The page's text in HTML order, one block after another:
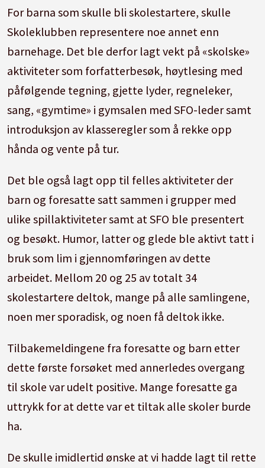
For barna som skulle bli skolestartere, skulle
Skoleklubben representere noe annet enn
barnehage. Det ble derfor lagt vekt på «skolske»
aktiviteter som forfatterbesøk, høytlesing med
påfølgende tegning, gjette lyder, regneleker,
sang, «gymtime» i gymsalen med SFO-leder samt
introduksjon av klasseregler som å rekke opp
hånda og vente på tur.
Det ble også lagt opp til felles aktiviteter der
barn og foresatte satt sammen i grupper med
ulike spillaktiviteter samt at SFO ble presentert
og besøkt. Humor, latter og glede ble aktivt tatt i
bruk som lim i gjennomføringen av dette
arbeidet. Mellom 20 og 25 av totalt 34
skolestartere deltok, mange på alle samlingene,
noen mer sporadisk, og noen få deltok ikke.
Tilbakemeldingene fra foresatte og barn etter
dette første forsøket med annerledes overgang
til skole var udelt positive. Mange foresatte ga
uttrykk for at dette var et tiltak alle skoler burde
ha.
De skulle imidlertid ønske at vi hadde lagt til rette